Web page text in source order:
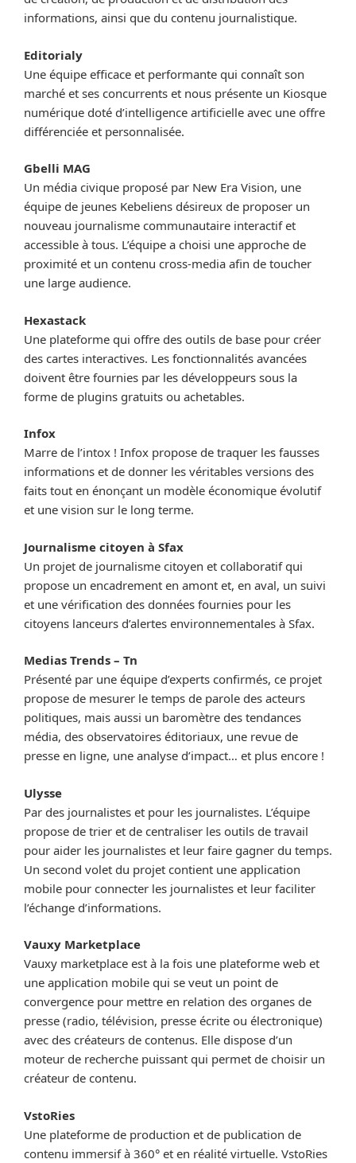
informations, ainsi que du contenu journalistique.
Editorialy
Une équipe efficace et performante qui connaît son
marché et ses concurrents et nous présente un Kiosque
numérique doté d’intelligence artificielle avec une offre
différenciée et personnalisée.
Gbelli MAG
Un média civique proposé par New Era Vision, une
équipe de jeunes Kebeliens désireux de proposer un
nouveau journalisme communautaire interactif et
accessible à tous. L’équipe a choisi une approche de
proximité et un contenu cross-media afin de toucher
une large audience.
Hexastack
Une plateforme qui offre des outils de base pour créer
des cartes interactives. Les fonctionnalités avancées
doivent être fournies par les développeurs sous la
forme de plugins gratuits ou achetables.
Infox
Marre de l’intox ! Infox propose de traquer les fausses
informations et de donner les véritables versions des
faits tout en énonçant un modèle économique évolutif
et une vision sur le long terme.
Journalisme citoyen à Sfax
Un projet de journalisme citoyen et collaboratif qui
propose un encadrement en amont et, en aval, un suivi
et une vérification des données fournies pour les
citoyens lanceurs d’alertes environnementales à Sfax.
Medias Trends – Tn
Présenté par une équipe d’experts confirmés, ce projet
propose de mesurer le temps de parole des acteurs
politiques, mais aussi un baromètre des tendances
média, des observatoires éditoriaux, une revue de
presse en ligne, une analyse d’impact… et plus encore !
Ulysse
Par des journalistes et pour les journalistes. L’équipe
propose de trier et de centraliser les outils de travail
pour aider les journalistes et leur faire gagner du temps.
Un second volet du projet contient une application
mobile pour connecter les journalistes et leur faciliter
l’échange d’informations.
Vauxy Marketplace
Vauxy marketplace est à la fois une plateforme web et
une application mobile qui se veut un point de
convergence pour mettre en relation des organes de
presse (radio, télévision, presse écrite ou électronique)
avec des créateurs de contenus. Elle dispose d’un
moteur de recherche puissant qui permet de choisir un
créateur de contenu.
VstoRies
Une plateforme de production et de publication de
contenu immersif à 360° et en réalité virtuelle. VstoRies